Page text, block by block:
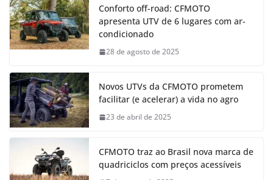
Conforto off-road: CFMOTO
apresenta UTV de 6 lugares com ar-
condicionado
28 de agosto de 2025
Novos UTVs da CFMOTO prometem
facilitar (e acelerar) a vida no agro
23 de abril de 2025
CFMOTO traz ao Brasil nova marca de
quadriciclos com preços acessíveis